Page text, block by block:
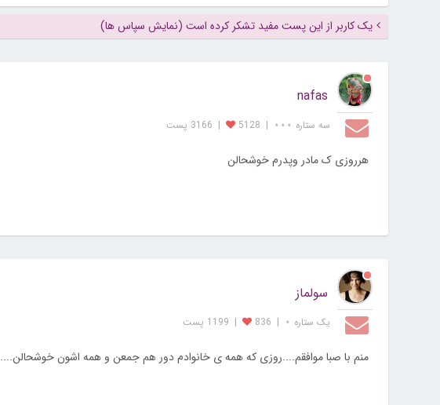
یک کاربر از این پست مفید تشکر کرده است (نمایش سپاس ها)
nafas
سه ستاره ⋆⋆⋆ |
5128
| 3166 پست
هرروزی ک مادر وپدرم خوشحالن
سولماز
یک ستاره ⋆ |
836
| 1199 پست
منم با صبا موافقم....روزی که همه ی خانوادم دور هم جمعن و همه اشون خوشحالن....